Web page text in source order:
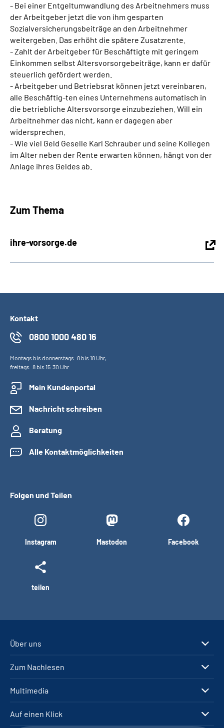
- Bei einer Entgeltumwandlung des Arbeitnehmers muss
der Arbeitgeber jetzt die von ihm gesparten
Sozialversicherungsbeiträge an den Arbeitnehmer
weitergeben. Das erhöht die spätere Zusatzrente.
- Zahlt der Arbeitgeber für Beschäftigte mit geringem
Einkommen selbst Altersvorsorgebeiträge, kann er dafür
steuerlich gefördert werden.
- Arbeitgeber und Betriebsrat können jetzt vereinbaren,
alle Beschäftig-ten eines Unternehmens automatisch in
die betriebliche Altersvorsorge einzubeziehen. Will ein
Arbeitnehmer das nicht, kann er dagegen aber
widersprechen.
- Wie viel Geld Geselle Karl Schrauber und seine Kollegen
im Alter neben der Rente erwarten können, hängt von der
Anlage ihres Geldes ab.
Zum Thema
ihre-vorsorge.de
Kontakt
0800 1000 480 16
Montags bis donnerstags: 8 bis 18 Uhr,
freitags: 8 bis 15:30 Uhr
Mein Kundenportal
Nachricht schreiben
Beratung
Alle Kontaktmöglichkeiten
Folgen und Teilen
Instagram Mastodon Facebook
teilen
Über uns
Zum Nachlesen
Multimedia
Auf einen Klick